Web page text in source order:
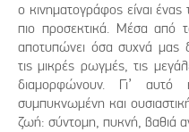
ο κινηματογράφος είναι
πιο προσεκτικά. Μέσα
αποτυπώνει όσα συχνά μας
τις μικρές ρωγμές, τις
διαμορφώνουν. Γι’ αυτό
συμπυκνωμένη και
ζωή: σύντομη, πυκνή, βαθιά